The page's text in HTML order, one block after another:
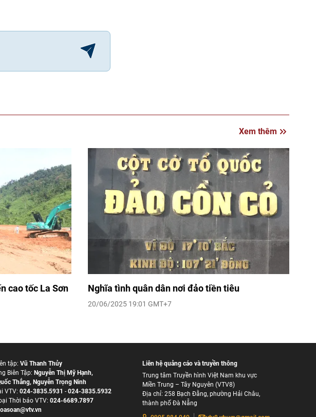
Xem thêm
cao tốc La Sơn
Nghĩa tình quân dân nơi đảo tiền tiêu
20/06/2025 19:01 GMT+7
tập: Vũ Thanh Thủy
Biên Tập: Nguyễn Thị Mỹ Hạnh,
Thắng, Nguyễn Trọng Ninh
VTV: 024-3835.5931 - 024-3835.5932
Thời báo VTV: 024-6689.7897
Liên hệ quảng cáo và truyền thông
Trung tâm Truyền hình Việt Nam khu vực
Miền Trung – Tây Nguyên (VTV8)
Địa chỉ: 258 Bạch Đằng, phường Hải Châu,
thành phố Đà Nẵng